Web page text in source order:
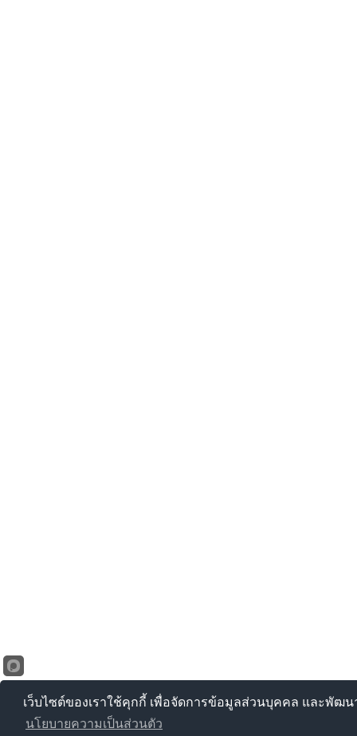
เว็บไซต์ของเราใช้คุกกี้ เพื่อจัดการข้อมูลส่วนบุคคล และพัฒ
นโยบายความเป็นส่วนตัว